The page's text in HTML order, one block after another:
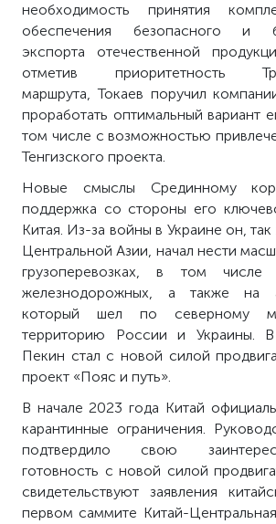
необходимость принятия
обеспечения безопасного и
экспорта отечественной
отметив приоритетность
маршрута, Токаев поручил
проработать оптимальный вариант
том числе с возможностью
Тенгизского проекта.
Новые смыслы Срединному
поддержка со стороны его
Китая. Из-за войны в Украине он,
Центральной Азии, начал нести
грузоперевозках, в том числе
железнодорожных, а также на
который шел по северному
территорию России и Украины. В
Пекин стал с новой силой
проект «Пояс и путь».
В начале 2023 года Китай
карантинные ограничения.
подтвердило свою
готовность с новой силой
свидетельствуют заявления
первом саммите Китай-